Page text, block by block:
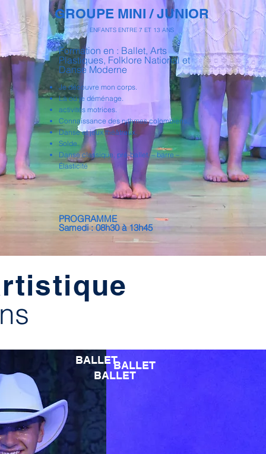
GROUPE MINI / JUNIOR
ENFANTS ENTRE 7 ET 13 ANS
Formation en : Ballet, Arts
Plastiques, Folklore National et
Danse Moderne
Je découvre mon corps.
Là où je déménage.
activités motrices.
Connaissance des rythmes colombiens.
Danse et jeux théâtraux.
Solde.
Danse classique, pré-ballet. – barre –
Élasticité
PROGRAMME
Samedi : 08h30 à 13h45
BALLET
BALLET
BALLET